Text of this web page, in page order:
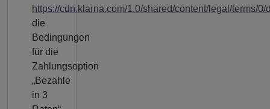
https://cdn.klarna.com/1.0/shared/content/legal/terms/0/
die
Bedingungen
für die
Zahlungsoption
„Bezahle
in 3